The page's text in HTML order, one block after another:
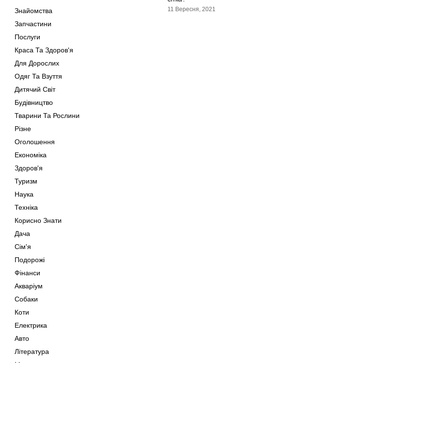
Знайомства
Запчастини
Послуги
Краса Та Здоров'я
Для Дорослих
Одяг Та Взуття
Дитячий Світ
Будівництво
Тварини Та Рослини
Різне
Оголошення
Економіка
Здоров'я
Туризм
Наука
Техніка
Корисно Знати
Дача
Сім'я
Подорожі
Фінанси
Акваріум
Собаки
Коти
Електрика
Авто
Література
Музика
11 Вересня, 2021